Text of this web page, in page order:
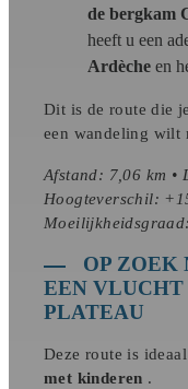
de bergkam
heeft u een
Ardèche en
Dit is de route die
een wandeling wilt
Afstand: 7,06 km •
Hoogteverschil:
OP ZOEK
EEN
PLATEAU
Deze route is
met kinderen .